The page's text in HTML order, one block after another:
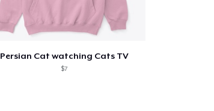
Persian Cat watching Cats TV
$7